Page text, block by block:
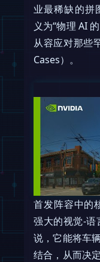
业最稀缺的拼
义为“物理 AI
从容应对那些
Cases）。
首发阵容中的
强大的视觉-语
说，它能将车
结合，从而决